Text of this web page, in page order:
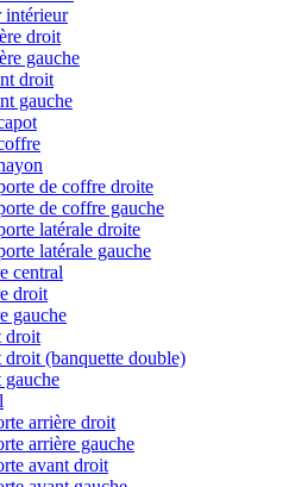
intérieur
droit
gauche
droit
gauche
de coffre droite
de coffre gauche
latérale droite
latérale gauche
central
droit
gauche
droit
droit (banquette double)
gauche
arrière droit
arrière gauche
avant droit